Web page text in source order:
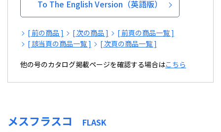
To The English Version（英語版）
[ 前の商品 ] [ 次の商品 ]
[ 前頁の商品一覧 ]
[ 該当頁の商品一覧 ]
[ 次頁の商品一覧 ]
他の号のカタログ掲載ページを確認する場合はこちら
メスフラスコ FLASK